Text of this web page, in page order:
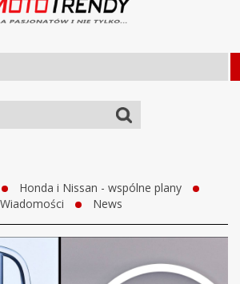
Honda i Nissan - wspólne plany
Wiadomości
News